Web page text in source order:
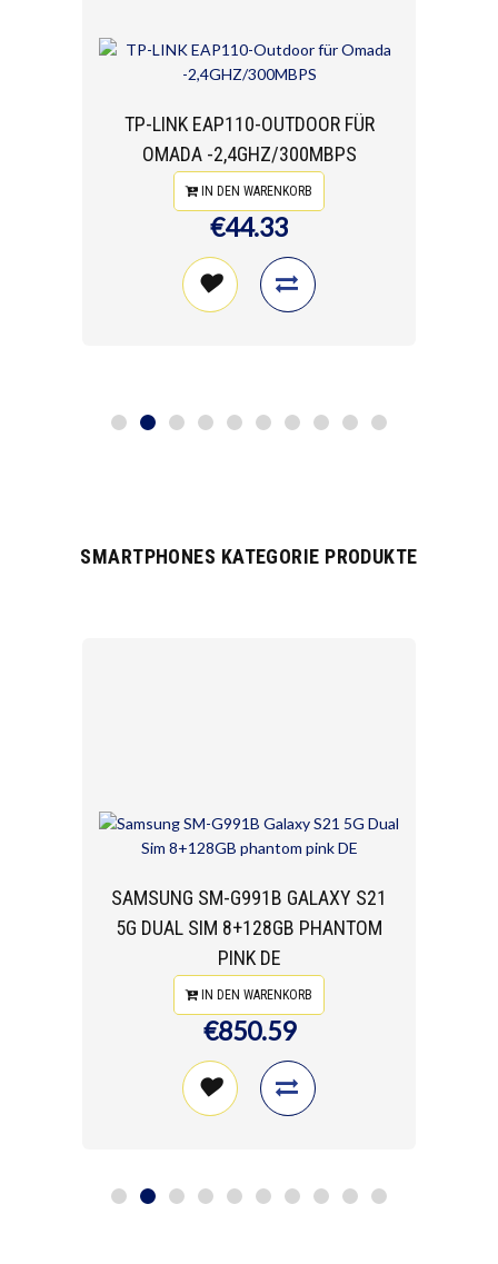
TP-LINK EAP110-OUTDOOR FÜR
OMADA -2,4GHZ/300MBPS
IN DEN WARENKORB
€44.33
SMARTPHONES KATEGORIE PRODUKTE
SAMSUNG SM-G991B GALAXY S21
5G DUAL SIM 8+128GB PHANTOM
PINK DE
IN DEN WARENKORB
€850.59